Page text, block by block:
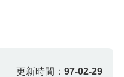
更新時間： 97-02-29